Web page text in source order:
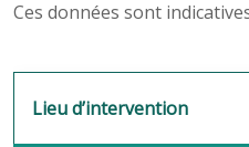
Ces données sont
Lieu d’intervention